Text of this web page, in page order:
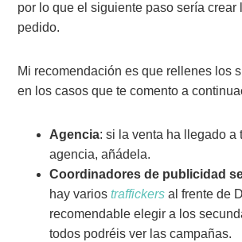
por lo que el siguiente paso sería crear
pedido.
Mi recomendación es que rellenes los
en los casos que te comento a
Agencia: si la venta ha llegado a
agencia, añádela.
Coordinadores de publicidad
hay variostraffickers al frente de
recomendable elegir a los
todos podréis ver las campañas.